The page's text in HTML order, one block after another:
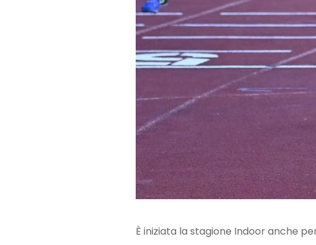
È iniziata la stagione Indoor anche